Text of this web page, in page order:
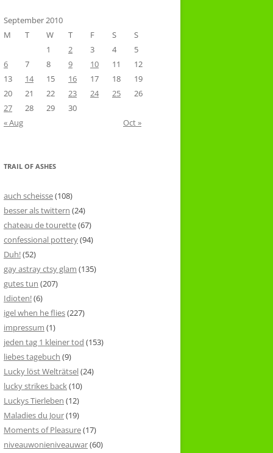
September 2010
M
T W T F S
S
1
2 3 4
5
6
7 8 9 10 11
12
13
14 15 16 17 18
19
20
21 22 23 24 25
26
27
28 29
30
« Aug
Oct »
TRAIL OF ASHES
auch scheisse(108)
besser als twittern (24)
chateau de tourette(67)
confessional pottery(94)
Duh!(52)
gay astray ctsy glam (135)
gutes tun (207)
Idioten!(6)
igel when he flies(227)
impressum (1)
jeden tag 1 kleiner tod (153)
liebes tagebuch (9)
Lucky löst Welträtsel(24)
lucky strikes back(10)
Luckys Tierleben (12)
Maladies du Jour(19)
Moments of Pleasure(17)
niveauwonieniveauwar(60)